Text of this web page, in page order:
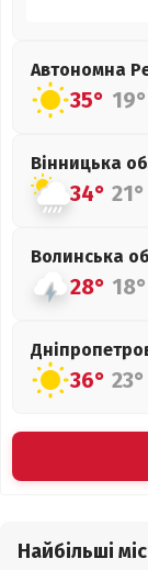
Автономна
35° 19°
Вінницька
34° 21°
Волинська
28° 18°
36° 23°
Найбільші